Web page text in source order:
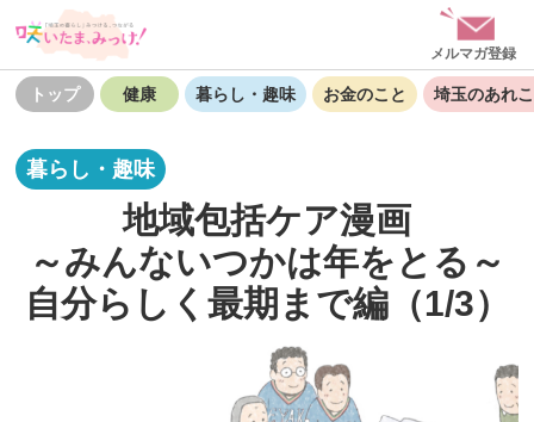
メルマガ登録
トップ 健康 暮らし・趣味 お金のこと 埼玉のあれ
暮らし・趣味
地域包括ケア漫画
～みんないつかは年をとる～
自分らしく最期まで編（1/3）